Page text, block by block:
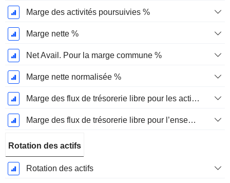
Marge des activités poursuivies %
Marge nette %
Net Avail. Pour la marge commune %
Marge nette normalisée %
Marge des flux de trésorerie libre pour les actionnaires
Marge des flux de trésorerie libre pour l’ensemble des pourvoyeurs de fonds
Rotation des actifs
Rotation des actifs